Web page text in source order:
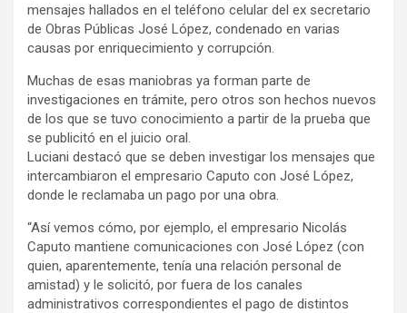
mensajes hallados en el teléfono celular del ex secretario
de Obras Públicas José López, condenado en varias
causas por enriquecimiento y corrupción.
Muchas de esas maniobras ya forman parte de
investigaciones en trámite, pero otros son hechos nuevos
de los que se tuvo conocimiento a partir de la prueba que
se publicitó en el juicio oral.
Luciani destacó que se deben investigar los mensajes que
intercambiaron el empresario Caputo con José López,
donde le reclamaba un pago por una obra.
“Así vemos cómo, por ejemplo, el empresario Nicolás
Caputo mantiene comunicaciones con José López (con
quien, aparentemente, tenía una relación personal de
amistad) y le solicitó, por fuera de los canales
administrativos correspondientes el pago de distintos